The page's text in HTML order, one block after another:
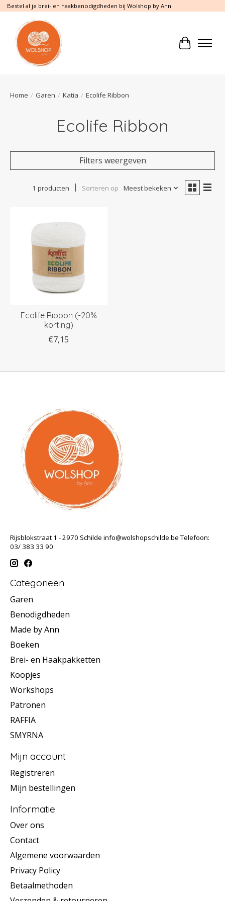
Bestel al je brei- en haakbenodigdheden bij Wolshop by Ann
Home / Garen / Katia / Ecolife Ribbon
Ecolife Ribbon
Filters weergeven
1 producten Sorteren op Meest bekeken
Ecolife Ribbon (-20%
korting)
€7,15
Rijsblokstraat 1 - 2970 Schilde info@wolshopschilde.beTelefoon:
03/ 383 33 90
Categorieën
Garen
Benodigdheden
Made by Ann
Boeken
Brei- en Haakpakketten
Koopjes
Workshops
Patronen
RAFFIA
SMYRNA
Mijn account
Registreren
Mijn bestellingen
Informatie
Over ons
Contact
Algemene voorwaarden
Privacy Policy
Betaalmethoden